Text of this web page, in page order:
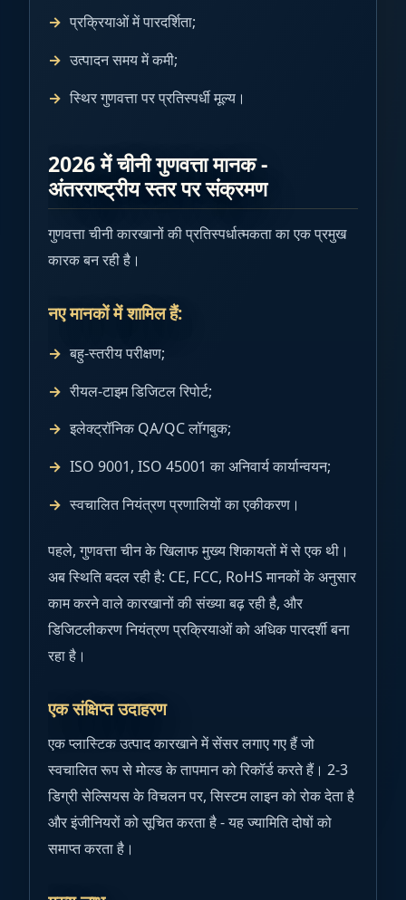
प्रक्रियाओं में पारदर्शिता;
उत्पादन समय में कमी;
स्थिर गुणवत्ता पर प्रतिस्पर्धी मूल्य।
2026 में चीनी गुणवत्ता मानक -
अंतरराष्ट्रीय स्तर पर संक्रमण
गुणवत्ता चीनी कारखानों की प्रतिस्पर्धात्मकता का एक प्रमुख
कारक बन रही है।
नए मानकों में शामिल हैं:
बहु-स्तरीय परीक्षण;
रीयल-टाइम डिजिटल रिपोर्ट;
इलेक्ट्रॉनिक QA/QC लॉगबुक;
ISO 9001, ISO 45001 का अनिवार्य कार्यान्वयन;
स्वचालित नियंत्रण प्रणालियों का एकीकरण।
पहले, गुणवत्ता चीन के खिलाफ मुख्य शिकायतों में से एक थी।
अब स्थिति बदल रही है: CE, FCC, RoHS मानकों के अनुसार
काम करने वाले कारखानों की संख्या बढ़ रही है, और
डिजिटलीकरण नियंत्रण प्रक्रियाओं को अधिक पारदर्शी बना
रहा है।
एक संक्षिप्त उदाहरण
एक प्लास्टिक उत्पाद कारखाने में सेंसर लगाए गए हैं जो
स्वचालित रूप से मोल्ड के तापमान को रिकॉर्ड करते हैं। 2-3
डिग्री सेल्सियस के विचलन पर, सिस्टम लाइन को रोक देता है
और इंजीनियरों को सूचित करता है - यह ज्यामिति दोषों को
समाप्त करता है।